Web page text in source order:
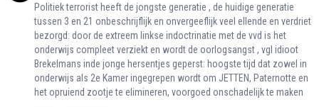
Politiek terrorist heeft de jongste generatie , de huidige generatie
tussen 3 en 21 onbeschrijflijk en onvergeeflijk veel ellende en verdriet
bezorgd: door de extreem linkse indoctrinatie met de vvd is het
onderwijs compleet verziekt en wordt de oorlogsangst , vgl idioot
Brekelmans inde jonge hersentjes geperst: hoogste tijd dat zowel in
onderwijs als 2e Kamer ingegrepen wordt om JETTEN, Paternotte en
het opruiend zootje te elimineren, voorgoed onschadelijk te maken